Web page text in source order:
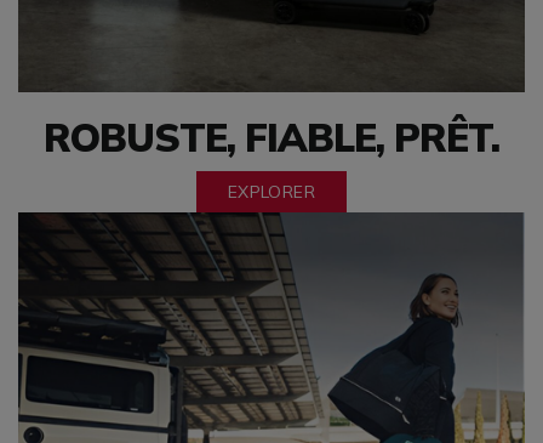
ROBUSTE, FIABLE, PRÊT.
EXPLORER